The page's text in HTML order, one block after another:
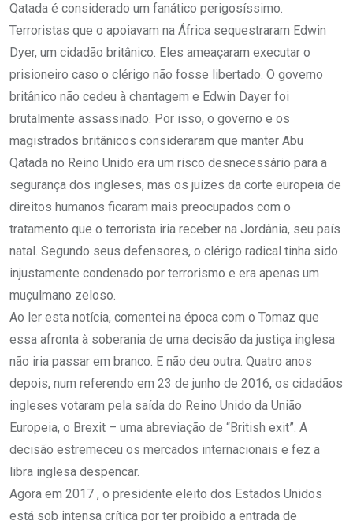
Qatada é considerado um fanático perigosíssimo.
Terroristas que o apoiavam na África sequestraram Edwin
Dyer, um cidadão britânico. Eles ameaçaram executar o
prisioneiro caso o clérigo não fosse libertado. O governo
britânico não cedeu à chantagem e Edwin Dayer foi
brutalmente assassinado. Por isso, o governo e os
magistrados britânicos consideraram que manter Abu
Qatada no Reino Unido era um risco desnecessário para a
segurança dos ingleses, mas os juízes da corte europeia de
direitos humanos ficaram mais preocupados com o
tratamento que o terrorista iria receber na Jordânia, seu país
natal. Segundo seus defensores, o clérigo radical tinha sido
injustamente condenado por terrorismo e era apenas um
muçulmano zeloso.
Ao ler esta notícia, comentei na época com o Tomaz que
essa afronta à soberania de uma decisão da justiça inglesa
não iria passar em branco. E não deu outra. Quatro anos
depois, num referendo em 23 de junho de 2016, os cidadãos
ingleses votaram pela saída do Reino Unido da União
Europeia, o Brexit – uma abreviação de “British exit”. A
decisão estremeceu os mercados internacionais e fez a
libra inglesa despencar.
Agora em 2017 , o presidente eleito dos Estados Unidos
está sob intensa crítica por ter proibido a entrada de